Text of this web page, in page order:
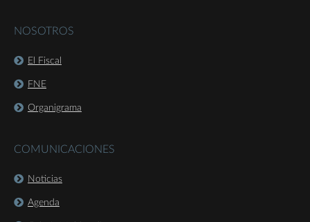
NOSOTROS
El Fiscal
FNE
Organigrama
COMUNICACIONES
Noticias
Agenda